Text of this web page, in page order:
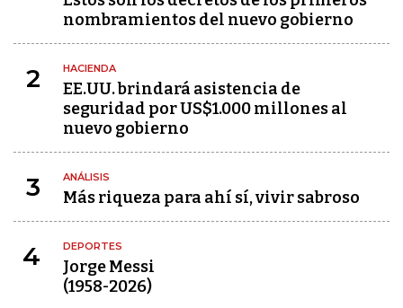
nombramientos del nuevo gobierno
2 HACIENDA
EE.UU. brindará asistencia de
seguridad por US$1.000 millones al
nuevo gobierno
3 ANÁLISIS
Más riqueza para ahí sí, vivir sabroso
4 DEPORTES
Jorge Messi
(1958-2026)